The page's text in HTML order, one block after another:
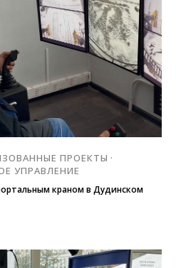
ПРОЕКТЫ
УПРАВЛЕНИЕ
краном в Дудинском